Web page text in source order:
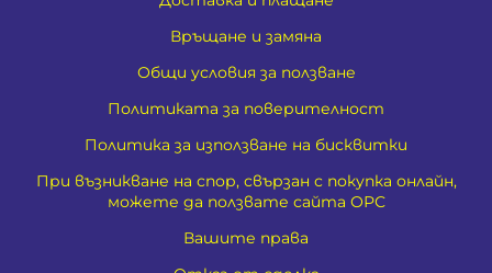
Връщане и замяна
Общи условия за ползване
Политиката за поверителност
Политика за използване на бисквитки
При възникване на спор, свързан с покупка онлайн,
можете да ползвате сайта ОРС
Вашите права